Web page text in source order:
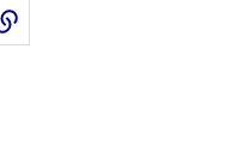
Twitter)
LinkedInpar email